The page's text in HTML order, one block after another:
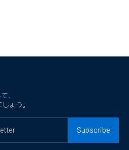
、
ょう。
Subscribe